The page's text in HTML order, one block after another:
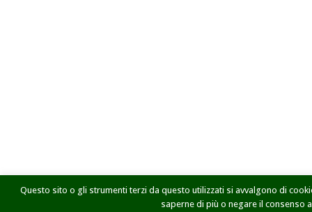
Questo sito o gli strumenti terzi da questo utilizzati si avvalgono di
saperne di più o negare il consenso